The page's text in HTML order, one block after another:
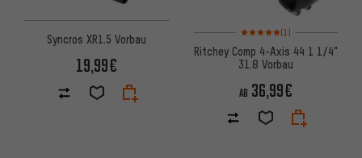
Syncros XR1.5 Vorbau
19,99€
Bewertungen: 5 von 5
(1)
Ritchey Comp 4-Axis 44 1 1/4"
31.8 Vorbau
AB 36,99€